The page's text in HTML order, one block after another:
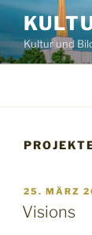
Zum
Inhalt
springenKultur und
AM
25. MÄRZ
Visions